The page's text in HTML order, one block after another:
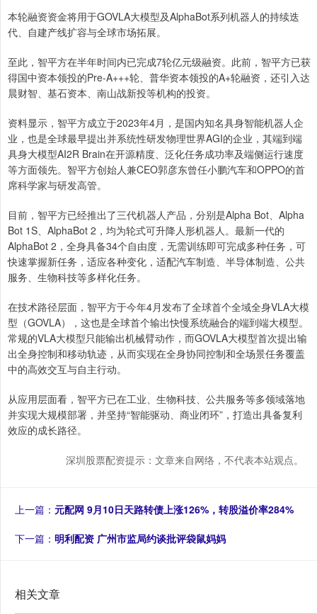
本轮融资资金将用于GOVLA大模型及AlphaBot系列机器人的持续迭
代、自建产线扩容与全球市场拓展。
至此，智平方在半年时间内已完成7轮亿元级融资。此前，智平方已获
得国中资本领投的Pre-A+++轮、普华资本领投的A+轮融资，还引入达
晨财智、基石资本、南山战新投等机构的投资。
资料显示，智平方成立于2023年4月，是国内知名具身智能机器人企
业，也是全球最早提出并系统性研发物理世界AGI的企业，其端到端
具身大模型AI2R Brain在开源精度、泛化任务成功率及端侧运行速度
等方面领先。智平方创始人兼CEO郭彦东曾任小鹏汽车和OPPO的首
席科学家与研发高管。
目前，智平方已经推出了三代机器人产品，分别是Alpha Bot、Alpha
Bot 1S、AlphaBot 2，均为轮式可升降人形机器人。最新一代的
AlphaBot 2，全身具备34个自由度，无需训练即可完成多种任务，可
快速掌握新任务，适应各种变化，适配汽车制造、半导体制造、公共
服务、生物科技等多样化任务。
在技术路径层面，智平方于今年4月发布了全球首个全域全身VLA大模
型（GOVLA），这也是全球首个输出快慢系统融合的端到端大模型。
常规的VLA大模型只能输出机械臂动作，而GOVLA大模型首次提出输
出全身控制和移动轨迹，从而实现在全身协同控制和全场景任务覆盖
中的高效交互与自主行动。
从应用层面看，智平方已在工业、生物科技、公共服务等多领域落地
并实现大规模部署，并坚持“智能驱动、商业闭环”，打造出具备复利
效应的成长路径。
深圳股票配资提示：文章来自网络，不代表本站观点。
上一篇： 元配网 9月10日天路转债上涨126%，转股溢价率284%
下一篇： 明利配资 广州市监局约谈批评袋鼠妈妈
相关文章